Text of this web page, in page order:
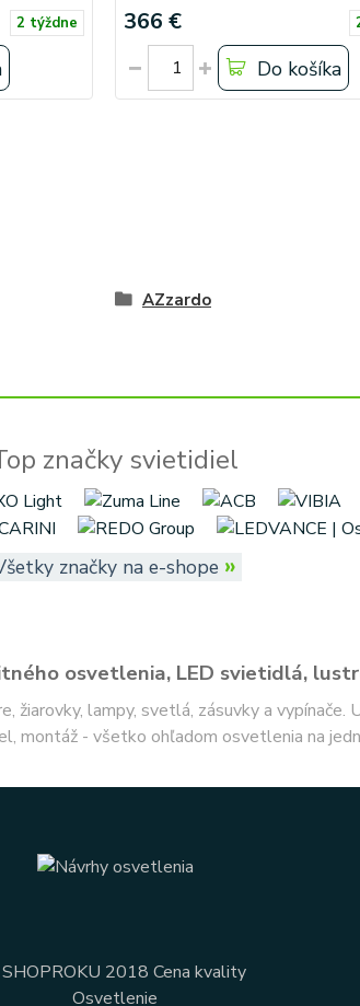
2 týždne 366 €
Do košíka
AZzardo
značky svietidiel
značky na e-shope »
osvetlenia, LED svietidlá,
žiarovky, lampy, svetlá, zásuvky a
montáž - všetko ohľadom osvetlenia na